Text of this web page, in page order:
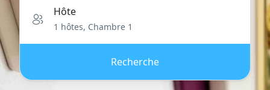
Hôte
1 hôtes, Chambre 1
Recherche